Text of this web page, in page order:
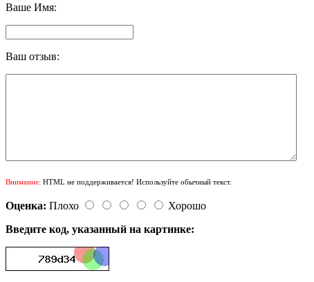
Ваше Имя:
Ваш отзыв:
Внимание: HTML не поддерживается! Используйте обычный текст.
Оценка: Плохо
Хорошо
Введите код, указанный на картинке: